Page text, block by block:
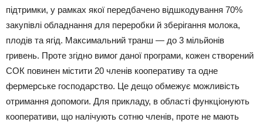
підтримки, у рамках якої передбачено відшкодування 70%
закупівлі обладнання для переробки й зберігання молока,
плодів та ягід. Максимальний транш — до 3 мільйонів
гривень. Проте згідно вимог даної програми, кожен створений
СОК повинен містити 20 членів кооперативу та одне
фермерське господарство. Це дещо обмежує можливість
отримання допомоги. Для прикладу, в області функціонують
кооперативи, що налічують сотню членів, проте не мають